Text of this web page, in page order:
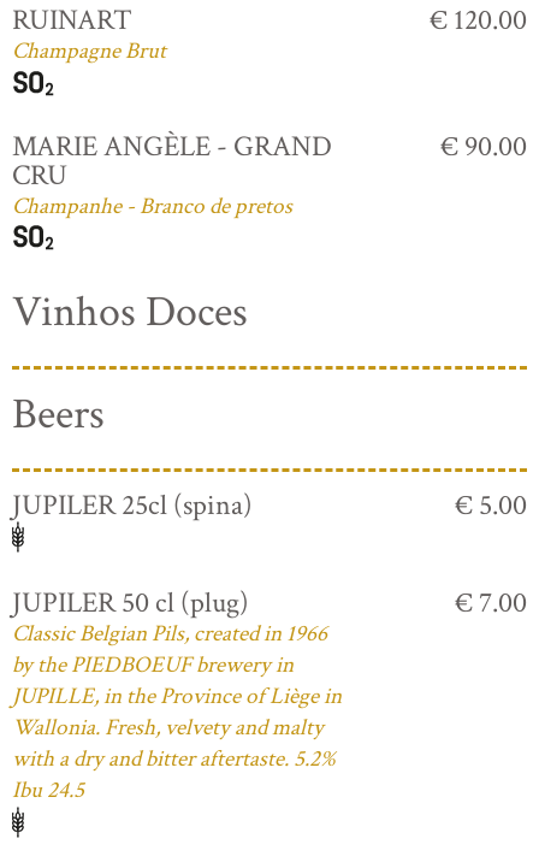
RUINART
Champagne Brut
€ 120.00
MARIE ANGÈLE - GRAND
CRU
Champanhe - Branco de pretos
€ 90.00
Vinhos Doces
Beers
JUPILER 25cl (spina) € 5.00
JUPILER 50 cl (plug)
Classic Belgian Pils, created in 1966
by the PIEDBOEUF brewery in
JUPILLE, in the Province of Liège in
Wallonia. Fresh, velvety and malty
with a dry and bitter aftertaste. 5.2%
Ibu 24.5
€ 7.00